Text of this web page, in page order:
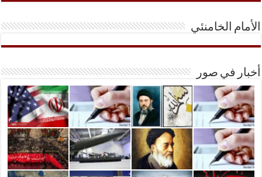
الأمام الخامنئي
أخبار في صور